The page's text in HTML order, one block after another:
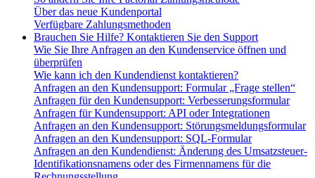
Über das neue Kundenportal
Verfügbare Zahlungsmethoden
Brauchen Sie Hilfe? Kontaktieren Sie den Support
Wie Sie Ihre Anfragen an den Kundenservice öffnen und
überprüfen
Wie kann ich den Kundendienst kontaktieren?
Anfragen an den Kundensupport: Formular „Frage stellen“
Anfragen für den Kundensupport: Verbesserungsformular
Anfragen für Kundensupport: API oder Integrationen
Anfragen an den Kundensupport: Störungsmeldungsformular
Anfragen an den Kundensupport: SQL-Formular
Anfragen an den Kundendienst: Änderung des Umsatzsteuer-
Identifikationsnamens oder des Firmennamens für die